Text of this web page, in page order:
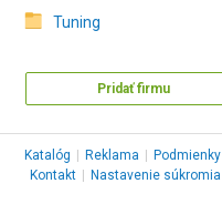
Tuning
Pridať firmu
Katalóg Reklama Podmienky
Kontakt
Nastavenie súkromia